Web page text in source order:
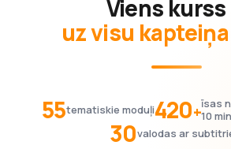
Viens
uz visu
55tematiskie moduļi420+īsas
10
30valodas ar